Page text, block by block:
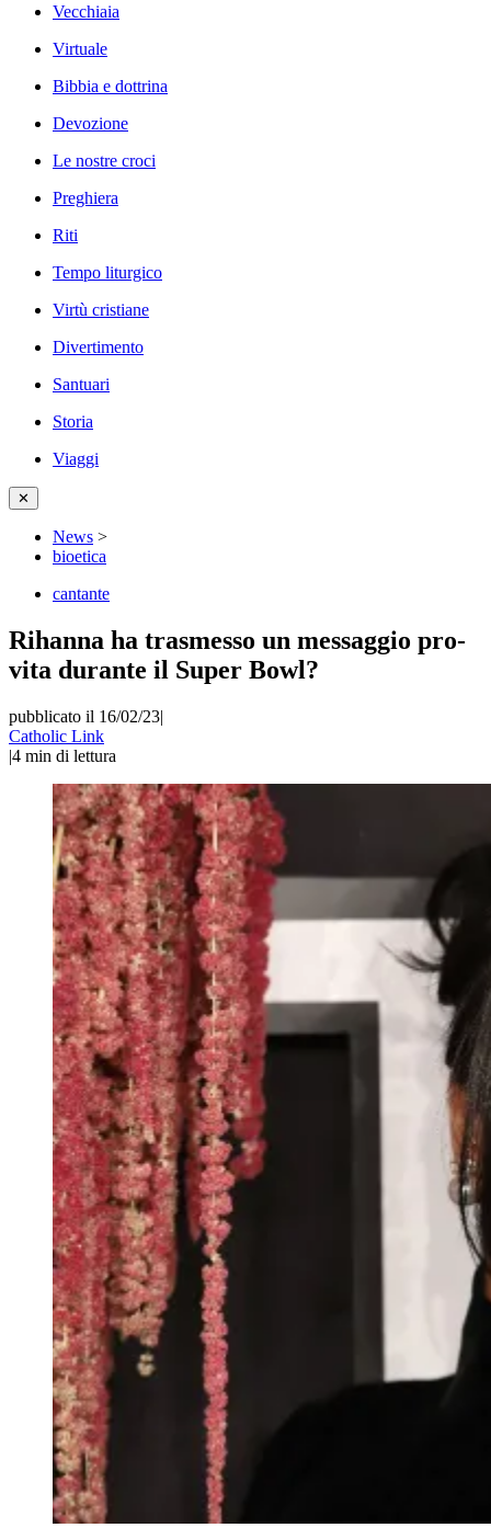
Vecchiaia
Virtuale
Bibbia e dottrina
Devozione
Le nostre croci
Preghiera
Riti
Tempo liturgico
Virtù cristiane
Divertimento
Santuari
Storia
Viaggi
✕
News >
bioetica
cantante
Rihanna ha trasmesso un messaggio pro-
vita durante il Super Bowl?
pubblicato il 16/02/23|
Catholic Link
|4 min di lettura